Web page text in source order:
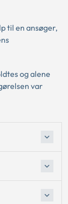
til en ansøger,
og alene
var